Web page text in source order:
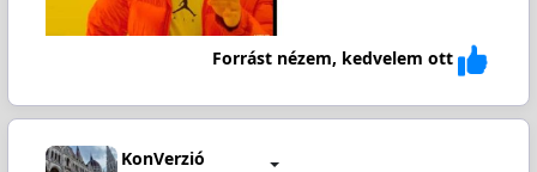
Forrást nézem, kedvelem ott
KonVerzió